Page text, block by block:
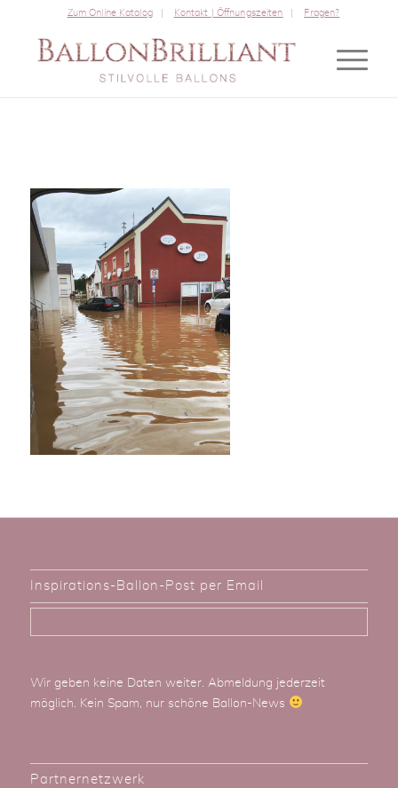
Zum Online Katalog Kontakt | Öffnungszeiten Fragen?
Inspirations-Ballon-Post per Email
Wir geben keine Daten weiter. Abmeldung jederzeit
möglich. Kein Spam, nur schöne Ballon-News
Partnernetzwerk